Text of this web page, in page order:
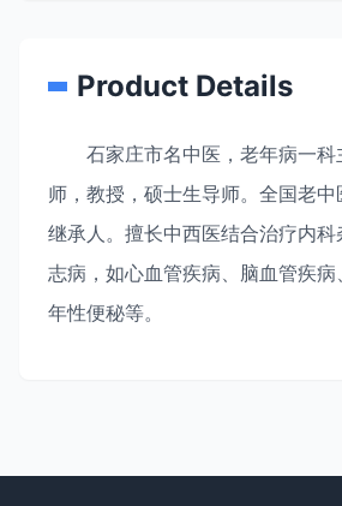
Product Details
石家庄市名中医，老年病一科
师，教授，硕士生导师。全国老
继承人。擅长中西医结合治疗内
志病，如心血管疾病、脑血管疾
年性便秘等。